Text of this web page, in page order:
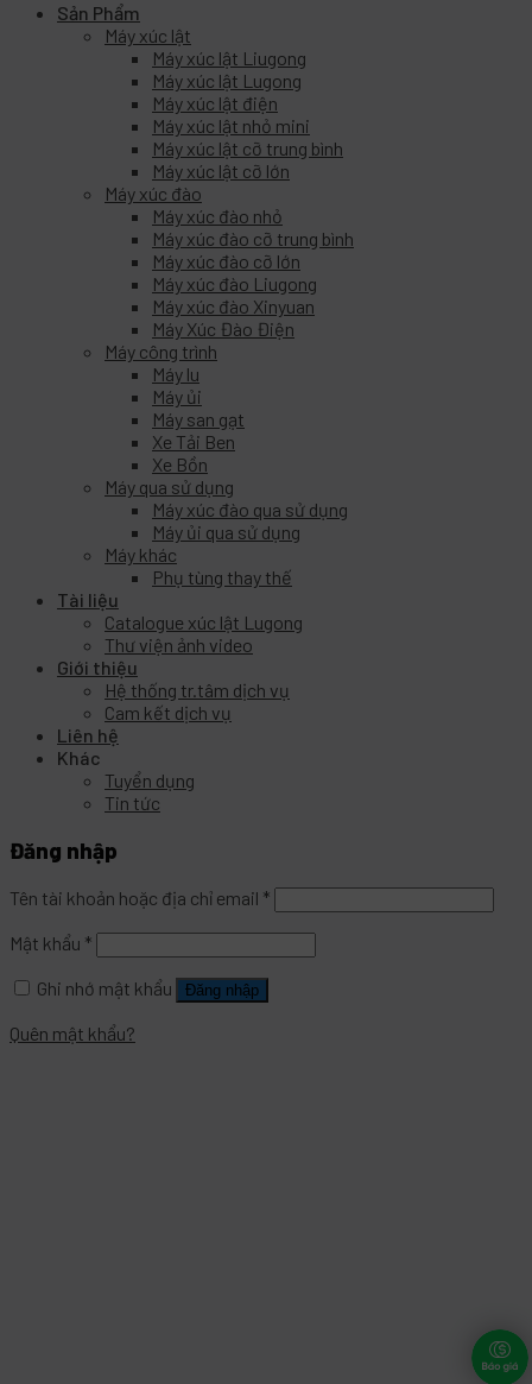
Sản Phẩm
Máy xúc lật
Máy xúc lật Liugong
Máy xúc lật Lugong
Máy xúc lật điện
Máy xúc lật nhỏ mini
Máy xúc lật cỡ trung bình
Máy xúc lật cỡ lớn
Máy xúc đào
Máy xúc đào nhỏ
Máy xúc đào cỡ trung bình
Máy xúc đào cỡ lớn
Máy xúc đào Liugong
Máy xúc đào Xinyuan
Máy Xúc Đào Điện
Máy công trình
Máy lu
Máy ủi
Máy san gạt
Xe Tải Ben
Xe Bồn
Máy qua sử dụng
Máy xúc đào qua sử dụng
Máy ủi qua sử dụng
Máy khác
Phụ tùng thay thế
Tài liệu
Catalogue xúc lật Lugong
Thư viện ảnh video
Giới thiệu
Hệ thống tr.tâm dịch vụ
Cam kết dịch vụ
Liên hệ
Khác
Tuyển dụng
Tin tức
Đăng nhập
Tên tài khoản hoặc địa chỉ email *
Mật khẩu *
Ghi nhớ mật khẩu
Đăng nhập
Quên mật khẩu?